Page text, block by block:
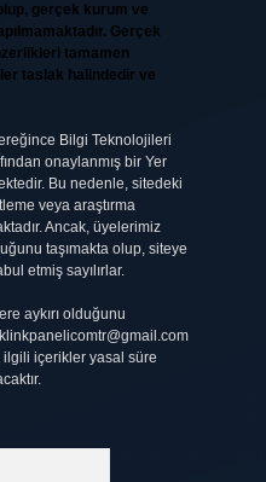
gerçek kurum ve
Gerçek
tamamen
taslak halindedir ve
Bilgi Teknolojileri
onaylanmış bir Yer
Bu nedenle, sitedeki
veya araştırma
Ancak, üyelerimiz
taşımakta olup, siteye
etmiş sayılırlar.
aykırı olduğunu
içerikler yasal süre